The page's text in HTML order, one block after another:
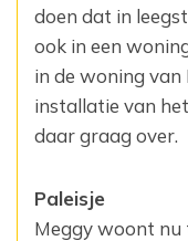
doen dat in
ook in een
in de woning van
installatie van
daar graag over.
Paleisje
Meggy woont nu